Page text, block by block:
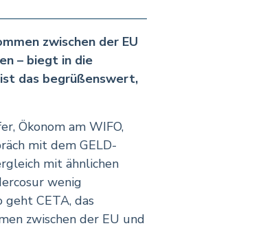
zwischen der EU
– biegt in die
das begrüßenswert,
Ökonom am WIFO,
mit dem GELD-
mit ähnlichen
wenig
CETA, das
zwischen der EU und